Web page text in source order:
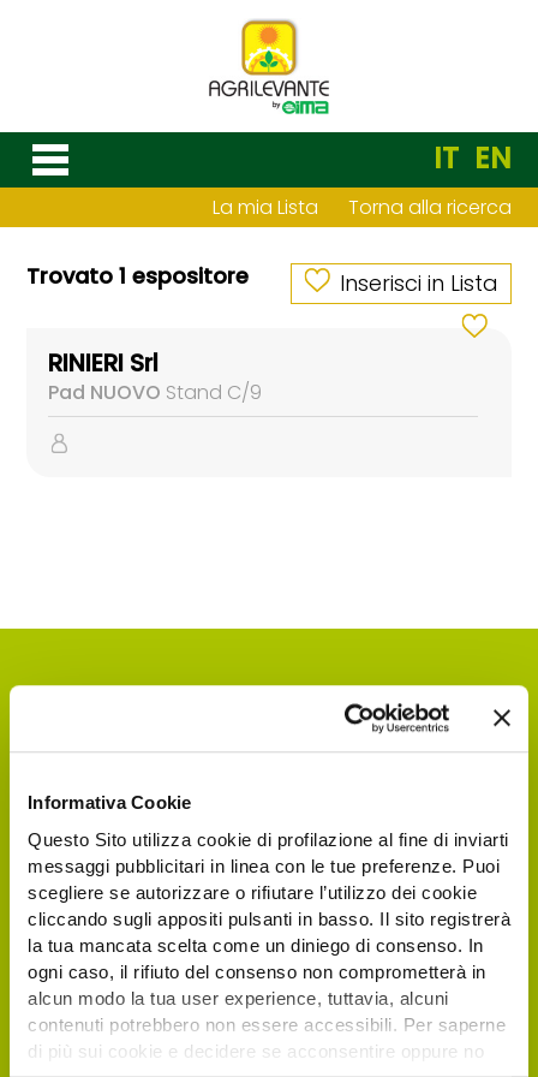
Informativa Cookie
Questo Sito utilizza cookie di profilazione al fine di inviarti
messaggi pubblicitari in linea con le tue preferenze. Puoi
scegliere se autorizzare o rifiutare l’utilizzo dei cookie
cliccando sugli appositi pulsanti in basso. Il sito registrerà
la tua mancata scelta come un diniego di consenso. In
ogni caso, il rifiuto del consenso non comprometterà in
alcun modo la tua user experience, tuttavia, alcuni
contenuti potrebbero non essere accessibili. Per saperne
di più sui cookie e decidere se acconsentire oppure no
IT EN
La mia Lista Torna alla ricerca
Trovato 1 espositore Inserisci in Lista
RINIERI Srl
Pad NUOVO Stand C/9
Richiedi il tuo biglietto
elettronico gratuito
I visitatori e operatori italiani ed esteri
interessati a visitare Agrilevante by Eima
2025 possono registrarsi direttamente online,